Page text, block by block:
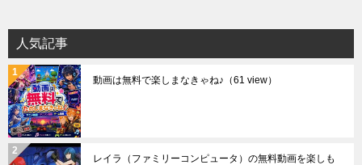
人気記事
動画は無料で楽しまなきゃね♪ （61 view）
レイラ（ファミリーコンピュータ）の無料動画を楽しも